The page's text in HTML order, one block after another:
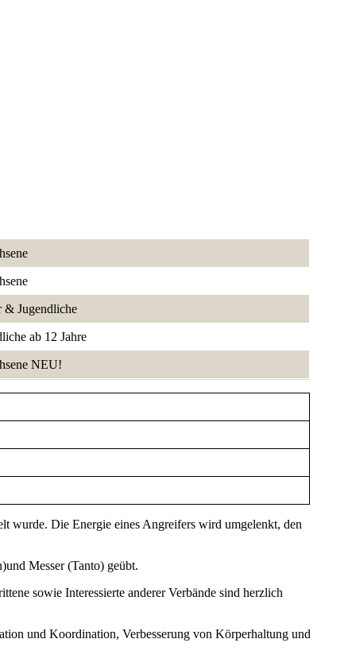
& Jugendliche
ab 12 Jahre
NEU!
wurde. Die Energie eines Angreifers wird umgelenkt, den
Messer (Tanto) geübt.
sowie Interessierte anderer Verbände sind herzlich
und Koordination, Verbesserung von Körperhaltung und